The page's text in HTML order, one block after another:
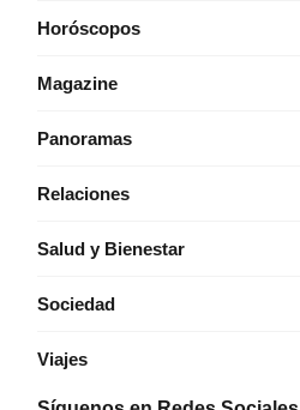
Horóscopos
Magazine
Panoramas
Relaciones
Salud y Bienestar
Sociedad
Viajes